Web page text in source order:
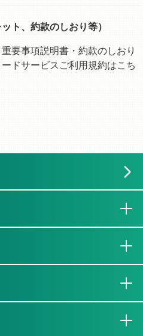
ト、約款のしおり等）
要事項説明書・約款のしおり
ドサービスご利用規約はこち